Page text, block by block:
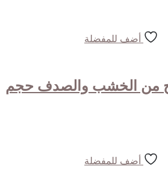
أضف للمفضلة
من الخشب والصدف حجم
أضف للمفضلة